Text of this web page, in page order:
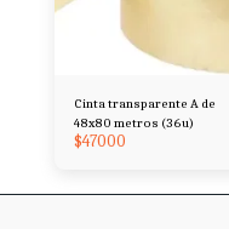
Cinta transparente A de
48x80 metros (36u)
$47000